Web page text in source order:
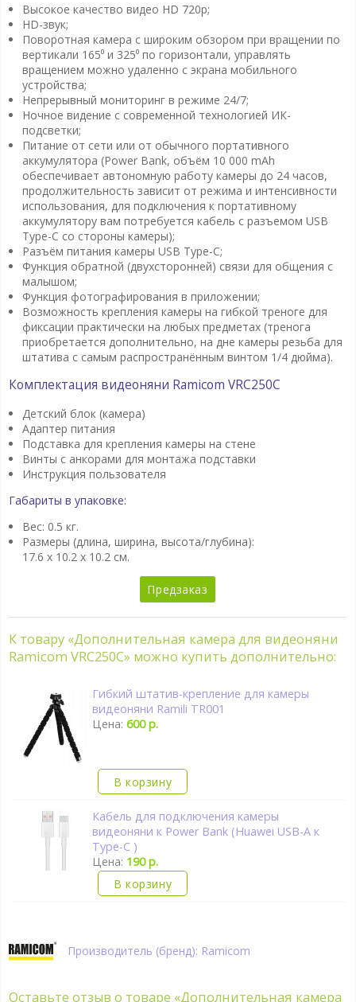
Высокое качество видео HD 720p;
HD-звук;
Поворотная камера с широким обзором при вращении по
вертикали 165⁰ и 325⁰ по горизонтали, управлять
вращением можно удаленно с экрана мобильного
устройства;
Непрерывный мониторинг в режиме 24/7;
Ночное видение с современной технологией ИК-
подсветки;
Питание от сети или от обычного портативного
аккумулятора (Power Bank, объём 10 000 mAh
обеспечивает автономную работу камеры до 24 часов,
продолжительность зависит от режима и интенсивности
использования, для подключения к портативному
аккумулятору вам потребуется кабель с разъемом USB
Type-C со стороны камеры);
Разъём питания камеры USB Type-C;
Функция обратной (двухсторонней) связи для общения с
малышом;
Функция фотографирования в приложении;
Возможность крепления камеры на гибкой треноге для
фиксации практически на любых предметах (тренога
приобретается дополнительно, на дне камеры резьба для
штатива с самым распространённым винтом 1/4 дюйма).
Комплектация видеоняни Ramicom VRC250C
Детский блок (камера)
Адаптер питания
Подставка для крепления камеры на стене
Винты с анкорами для монтажа подставки
Инструкция пользователя
Габариты в упаковке:
Вес: 0.5 кг.
Размеры (длина, ширина, высота/глубина):
17.6 x 10.2 x 10.2 см.
Предзаказ
К товару «Дополнительная камера для видеоняни
Ramicom VRC250C» можно купить дополнительно:
Гибкий штатив-крепление для камеры
видеоняни Ramili TR001
Цена:600 р.
В корзину
Кабель для подключения камеры
видеоняни к Power Bank (Huawei USB-A к
Type-C )
Цена: 190 р.
В корзину
Производитель (бренд): Ramicom
Оставьте отзыв о товаре «Дополнительная камера